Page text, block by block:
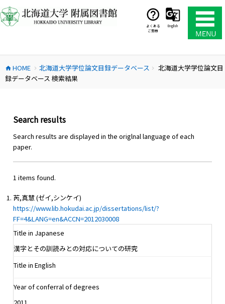
ン
テ
ス
キ
よくある
ご質問
English
home HOME chevron_right 北海道大学学位論文目録データベース chevron_right
北海道大学学位論文目
録データベース 検索結果
Search results
Search results are displayed in the origlnal language of each
paper.
1 items found.
芮,真慧 (ゼイ,シンケイ)
https://www.lib.hokudai.ac.jp/dissertations/list/?
FF=4&LANG=en&ACCN=2012030008
Title in Japanese
漢字とその訓読みとの対応についての研究
Title in English
Year of conferral of degrees